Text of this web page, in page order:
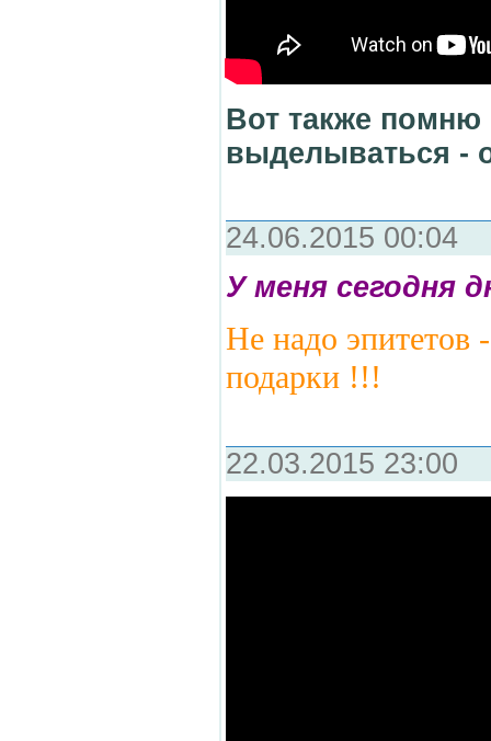
Вот также
выделываться -
24.06.2015 00:04
У меня сегодня
Не надо эпитетов
подарки !!!
22.03.2015 23:00